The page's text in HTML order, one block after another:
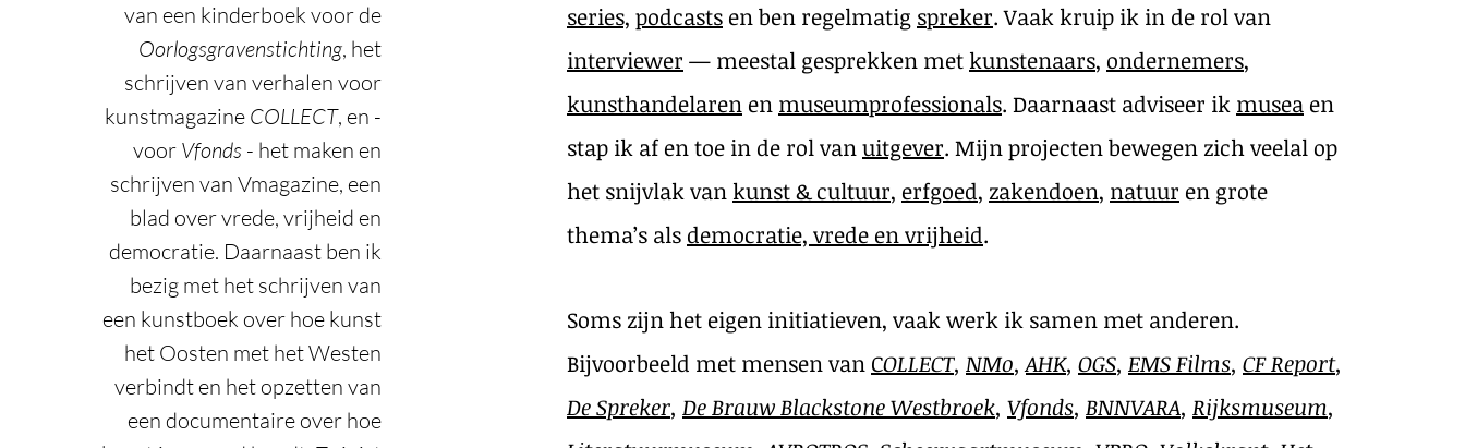
van een kinderboek voor de
Oorlogsgravenstichting, het
schrijven van verhalen voor
kunstmagazine COLLECT, en -
voor Vfonds - het maken en
schrijven van Vmagazine, een
blad over vrede, vrijheid en
democratie. Daarnaast ben ik
bezig met het schrijven van
een kunstboek over hoe kunst
het Oosten met het Westen
verbindt en het opzetten van
een documentaire over hoe
series, podcasts en ben regelmatig spreker. Vaak kruip ik in de rol van
interviewer — meestal gesprekken met kunstenaars, ondernemers,
kunsthandelaren en museumprofessionals. Daarnaast adviseer ik musea en
stap ik af en toe in de rol vanuitgever. Mijn projecten bewegen zich veelal op
het snijvlak van kunst & cultuur, erfgoed, zakendoen, natuur en grote
thema’s als democratie, vrede en vrijheid. ​
Soms zijn het eigen initiatieven, vaak werk ik samen met anderen.
Bijvoorbeeld met mensen van COLLECT, NMo,AHK, OGS, EMS Films, CF Report,
De Spreker, De Brauw Blackstone Westbroek, Vfonds, BNNVARA, Rijksmuseum,